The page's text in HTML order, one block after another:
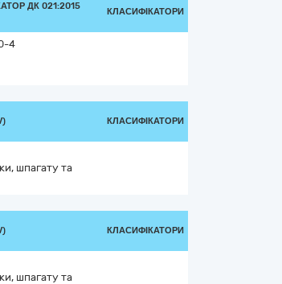
ДК 021:2015
КЛАСИФІКАТОРИ
4
КЛАСИФІКАТОРИ
шпагату та
КЛАСИФІКАТОРИ
шпагату та